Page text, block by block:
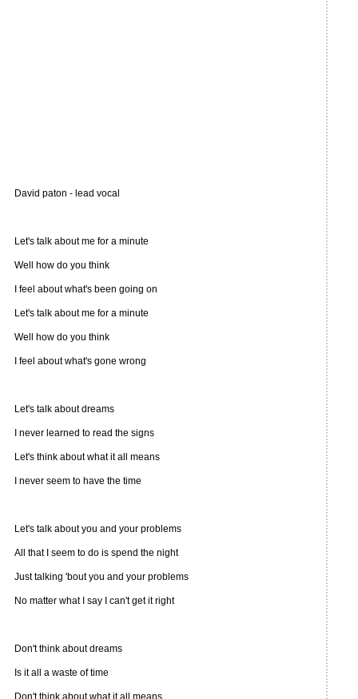
David paton - lead vocal
Let's talk about me for a minute
Well how do you think
I feel about what's been going on
Let's talk about me for a minute
Well how do you think
I feel about what's gone wrong
Let's talk about dreams
I never learned to read the signs
Let's think about what it all means
I never seem to have the time
Let's talk about you and your problems
All that I seem to do is spend the night
Just talking 'bout you and your problems
No matter what I say I can't get it right
Don't think about dreams
Is it all a waste of time
Don't think about what it all means